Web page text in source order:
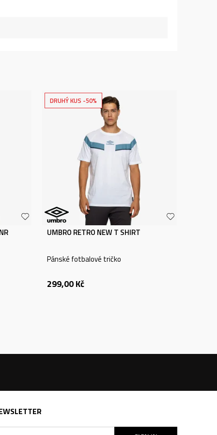
DRUHÝ KUS -50%
UMBRO RETRO NEW T SHIRT
Pánské fotbalové tričko
299,00Kč